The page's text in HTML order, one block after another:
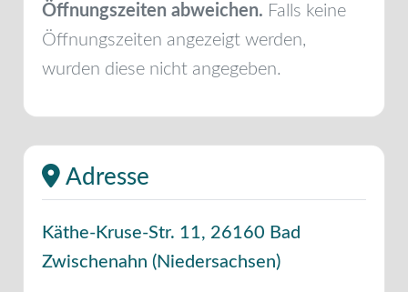
Öffnungszeiten abweichen. Falls keine
Öffnungszeiten angezeigt werden,
wurden diese nicht angegeben.
Adresse
Käthe-Kruse-Str. 11, 26160 Bad
Zwischenahn (Niedersachsen)